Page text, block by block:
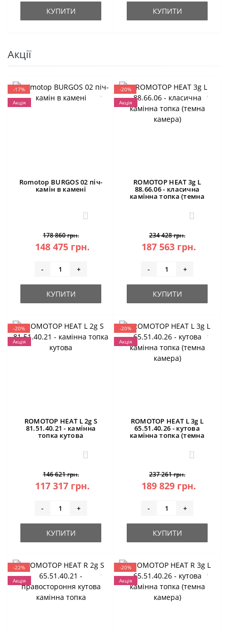
КУПИТИ КУПИТИ
Акції
-17%
Акція
Romotop BURGOS 02 піч-
камін в камені
3
178 860 грн.
148 475 грн.
- +
КУПИТИ
-20%
Акція
ROMOTOP HEAT 3g L
88.66.06 - класична
камінна топка (темна
0
234 428 грн.
187 563 грн.
- +
КУПИТИ
-20%
Акція
ROMOTOP HEAT L 2g S
81.51.40.21 - камінна
топка кутова
0
146 621 грн.
117 317 грн.
- +
КУПИТИ
-20%
Акція
ROMOTOP HEAT L 3g L
65.51.40.26 - кутова
камінна топка (темна
0
237 261 грн.
189 829 грн.
- +
КУПИТИ
-22%
Акція
-20%
Акція